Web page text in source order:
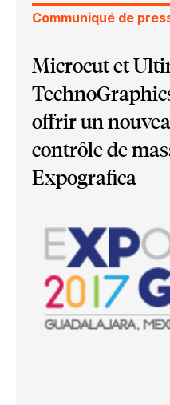
Communiqué de
Microcut et
offrir un
contrôle de
Expografica